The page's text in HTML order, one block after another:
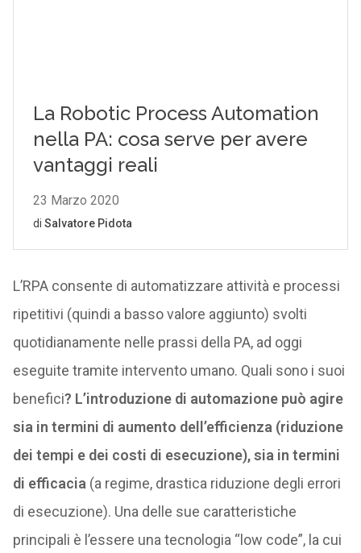
L’RPA consente di automatizzare attività e processi
ripetitivi (quindi a basso valore aggiunto) svolti
quotidianamente nelle prassi della PA, ad oggi
eseguite tramite intervento umano. Quali sono i suoi
benefici? L’introduzione di automazione può agire
sia in termini di aumento dell’efficienza (riduzione
dei tempi e dei costi di esecuzione), sia in termini
di efficacia (a regime, drastica riduzione degli errori
di esecuzione). Una delle sue caratteristiche
principali è l’essere una tecnologia “low code”, la cui